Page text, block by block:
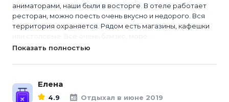
аниматорами, наши были в восторге. В отеле работает
ресторан, можно поесть очень вкусно и недорого. Вся
территория охраняется. Рядом есть магазины, кафешки
Показать полностью
Елена
4.9
Отдыхал в июне 2019